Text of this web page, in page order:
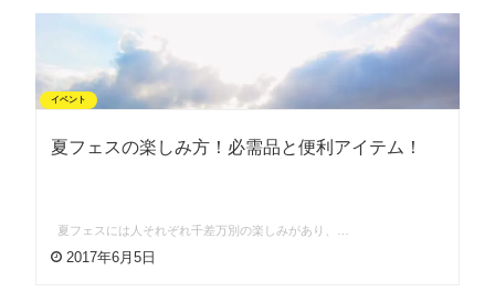
イベント
夏フェスの楽しみ方！必需品と便利アイテム！
夏フェスには人それぞれ千差万別の楽しみがあり、…
2017年6月5日